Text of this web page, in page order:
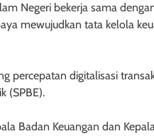
Negeri bekerja sama
mewujudkan tata kelola
percepatan digitalisasi
(SPBE).
Badan Keuangan dan